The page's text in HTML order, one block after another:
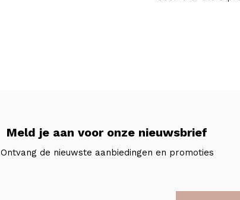
Meld je aan voor onze nieuwsbrief
Ontvang de nieuwste aanbiedingen en promoties